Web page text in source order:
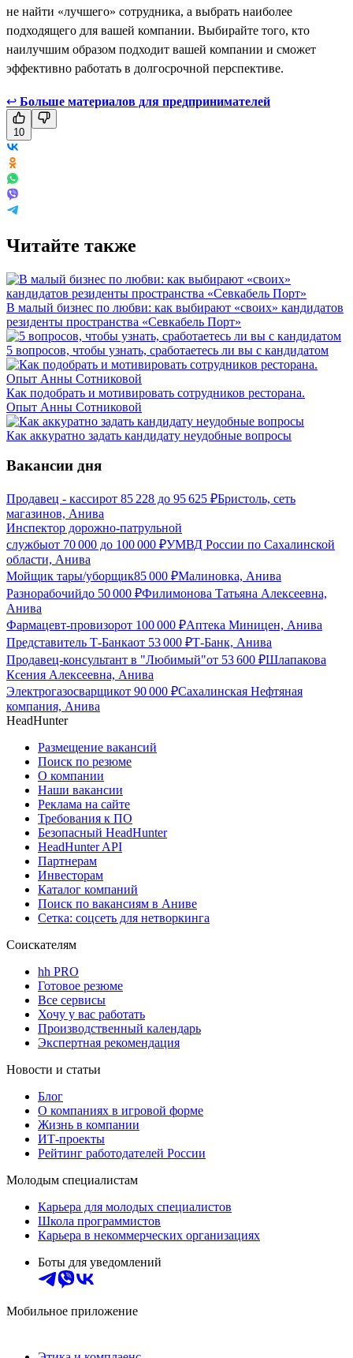
не найти «лучшего» сотрудника, а выбрать наиболее
подходящего для вашей компании. Выбирайте того, кто
наилучшим образом подходит вашей компании и сможет
эффективно работать в долгосрочной перспективе.
↩ Больше материалов для предпринимателей
10
Читайте также
В малый бизнес по любви: как выбирают «своих» кандидатов
резиденты пространства «Севкабель Порт»
5 вопросов, чтобы узнать, сработаетесь ли вы с кандидатом
Как подобрать и мотивировать сотрудников ресторана.
Опыт Анны Сотниковой
Как аккуратно задать кандидату неудобные вопросы
Вакансии дня
Продавец - кассирот 85 228 до 95 625 ₽Бристоль, сеть
магазинов, Анива
Инспектор дорожно-патрульной
службыот 70 000 до 100 000 ₽УМВД России по Сахалинской
области, Анива
Мойщик тары/уборщик85 000 ₽Малиновка, Анива
Разнорабочийдо 50 000 ₽Филимонова Татьяна Алексеевна,
Анива
Фармацевт-провизорот 100 000 ₽Аптека Миницен, Анива
Представитель Т-Банкаот 53 000 ₽Т-Банк, Анива
Продавец-консультант в "Любимый"от 53 600 ₽Шлапакова
Ксения Алексеевна, Анива
Электрогазосварщикот 90 000 ₽Сахалинская Нефтяная
компания, Анива
HeadHunter
Размещение вакансий
Поиск по резюме
О компании
Наши вакансии
Реклама на сайте
Требования к ПО
Безопасный HeadHunter
HeadHunter API
Партнерам
Инвесторам
Каталог компаний
Поиск по вакансиям в Аниве
Сетка: соцсеть для нетворкинга
Соискателям
hh PRO
Готовое резюме
Все сервисы
Хочу у вас работать
Производственный календарь
Экспертная рекомендация
Новости и статьи
Блог
О компаниях в игровой форме
Жизнь в компании
ИТ-проекты
Рейтинг работодателей России
Молодым специалистам
Карьера для молодых специалистов
Школа программистов
Карьера в некоммерческих организациях
Боты для уведомлений
Мобильное приложение